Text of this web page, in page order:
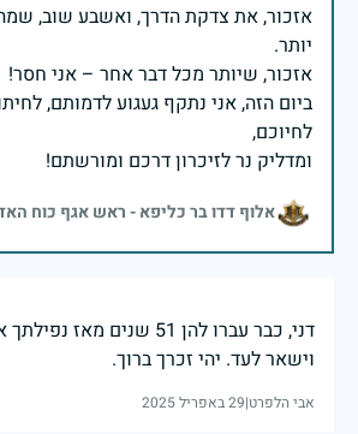
אזכור, את צדקת הדרך, ואשבע שוב,
ביום הזה, אני נתקף געגוע לדמותם,
ומדליק נר לזיכרון דרכם ומורשתם!
אלוף דדו בר כליפא - ראש אגף כוח
דני, כבר עברו להן 51 שנים
וישאר לעד. יהי זכרך ברוך.
אבי הלפרט|29 באפריל 2025